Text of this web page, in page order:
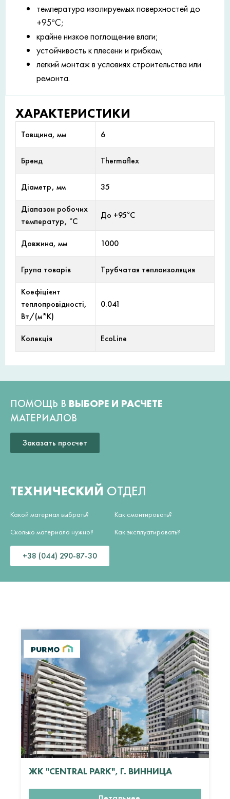
температура изолируемых поверхностей до
+95°С;
крайне низкое поглощение влаги;
устойчивость к плесени и грибкам;
легкий монтаж в условиях строительства или
ремонта.
ХАРАКТЕРИСТИКИ
Товщина, мм 6
Бренд Thermaflex
Діаметр, мм 35
Діапазон робочих
температур, °С
До +95°С
Довжина, мм 1000
Група товарів Трубчатая теплоизоляция
Коефіцієнт
теплопровідності,
Вт/(м*К)
0.041
Колекція EcoLine
ПОМОЩЬ В ВЫБОРЕ И РАСЧЕТЕ
МАТЕРИАЛОВ
Заказать просчет
ТЕХНИЧЕСКИЙ ОТДЕЛ
Какой материал выбрать?
Сколько материала нужно?
Как смонтировать?
Как эксплуатировать?
+38 (044) 290-87-30
ЖК "CENTRAL PARK", Г. ВИННИЦА